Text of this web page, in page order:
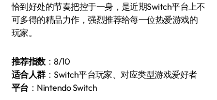
恰到好处的节奏把控于一身，是近期Switch平台上不
可多得的精品力作，强烈推荐给每一位热爱游戏的
玩家。
推荐指数：8/10
适合人群：Switch平台玩家、对应类型游戏爱好者
平台 ：Nintendo Switch